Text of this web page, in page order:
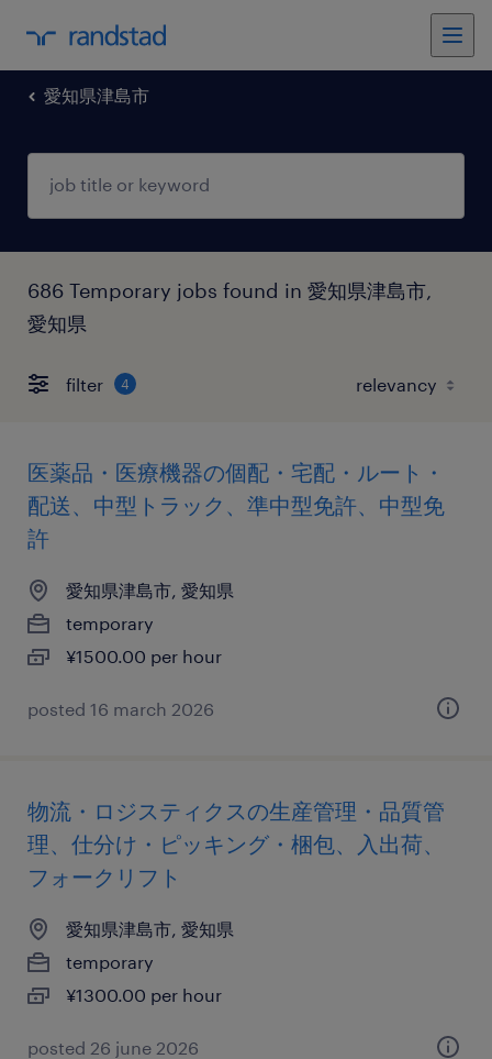
愛知県津島市
686 Temporary jobs found in 愛知県津島市,
愛知県
filter 4
医薬品・医療機器の個配・宅配・ルート・
配送、中型トラック、準中型免許、中型免
許
愛知県津島市, 愛知県
temporary
¥1500.00 per hour
posted 16 march 2026
物流・ロジスティクスの生産管理・品質管
理、仕分け・ピッキング・梱包、入出荷、
フォークリフト
愛知県津島市, 愛知県
temporary
¥1300.00 per hour
posted 26 june 2026